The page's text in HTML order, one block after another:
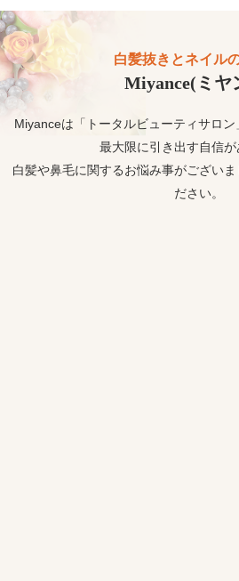
白髪抜きとネイル
Miyance(ミヤ
Miyanceは「トータルビューティサロ
最大限に引き出す自信が
白髪や鼻毛に関するお悩み事がござい
ださい。